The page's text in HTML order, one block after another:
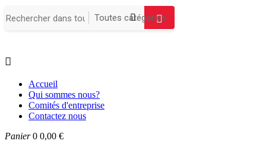

Accueil
Qui sommes nous?
Comités d'entreprise
Contactez nous
Panier 0 0,00 €